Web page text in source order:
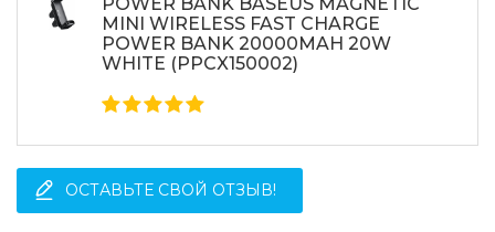
Какая цена на холдер baseus steel cannon air
outlet car mount black (sugp-01)?
Цена на холдер baseus steel cannon air outlet car
mount black (sugp-01) составляет 167 грн.
MINI WIRELESS FAST CHARGE
POWER BANK 20000MAH 20W
WHITE (PPCX150002)
ОСТАВЬТЕ СВОЙ ОТЗЫВ!